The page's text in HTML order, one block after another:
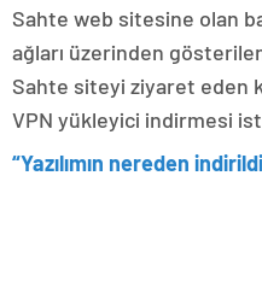
Sahte web sitesine olan
ağları üzerinden
Sahte siteyi ziyaret eden
VPN yükleyici indirmesi
“Yazılımın nereden